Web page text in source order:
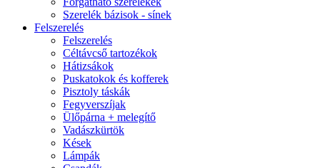
Szerelék bázisok - sínek
Felszerelés
Felszerelés
Céltávcső tartozékok
Hátizsákok
Puskatokok és kofferek
Pisztoly táskák
Fegyverszíjak
Ülőpárna + melegítő
Vadászkürtök
Kések
Lámpák